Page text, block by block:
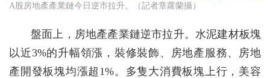
A股房地產產業鏈今日逆市拉升。（記者章蘿蘭攝）
盤面上，房地產產業鏈逆市拉升。水泥建材板塊
以近3%的升幅領漲，裝修裝飾、房地產服務、房地
產開發板塊均漲超1%。多隻大消費板塊上行，美容